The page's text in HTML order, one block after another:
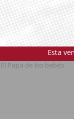
FIESTAS
El Papa de los bebés
Esta